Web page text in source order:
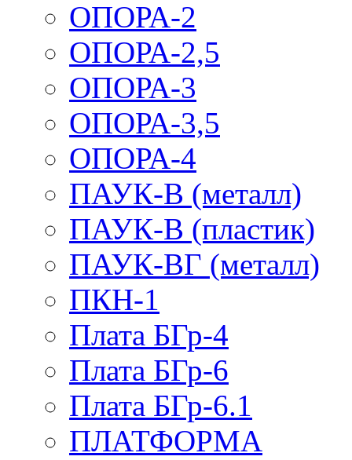
ОПОРА-2
ОПОРА-2,5
ОПОРА-3
ОПОРА-3,5
ОПОРА-4
ПАУК-В (металл)
ПАУК-В (пластик)
ПАУК-ВГ (металл)
ПКН-1
Плата БГр-4
Плата БГр-6
Плата БГр-6.1
ПЛАТФОРМА